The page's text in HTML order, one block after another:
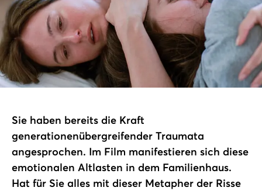
Sie haben bereits die Kraft
generationenübergreifender Traumata
angesprochen. Im Film manifestieren sich diese
emotionalen Altlasten in dem Familienhaus.
Hat für Sie alles mit dieser Metapher der Risse